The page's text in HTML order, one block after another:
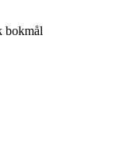
bokmål